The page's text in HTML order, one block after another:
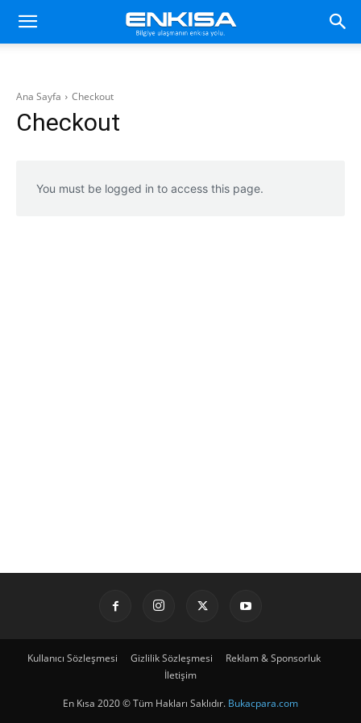
Ana Sayfa Checkout
Checkout
You must be logged in to access this page.
Kullanıcı Sözleşmesi Gizlilik Sözleşmesi
Reklam & Sponsorluk
İletişim
En Kısa 2020 © Tüm Hakları Saklıdır. Bukacpara.com